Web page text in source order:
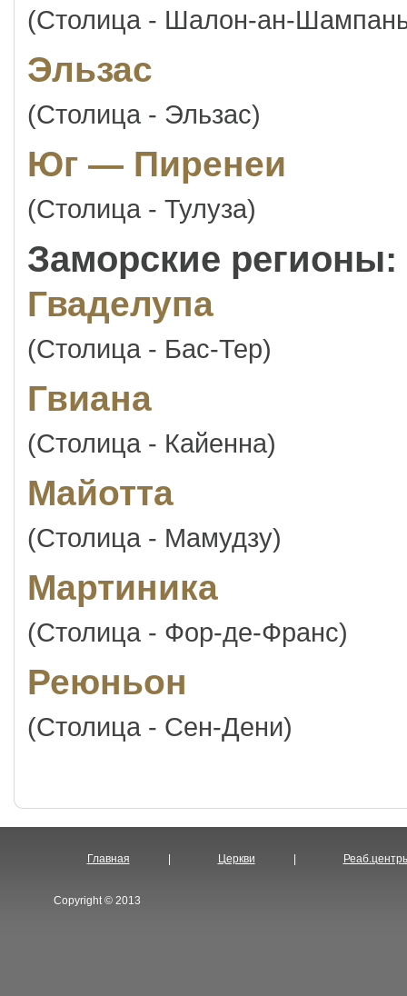
(Столица - Шалон-ан-
Эльзас
(Столица - Эльзас)
Юг — Пиренеи
(Столица - Тулуза)
Заморские регионы:
Гваделупа
(Столица - Бас-Тер)
Гвиана
(Столица - Кайенна)
Майотта
(Столица - Мамудзу)
Мартиника
(Столица - Фор-де-Франс)
Реюньон
(Столица - Сен-Дени)
Главная Церкви
Copyright © 2013